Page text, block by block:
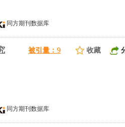
同方期刊数据库
被引量： 9 收藏
同方期刊数据库